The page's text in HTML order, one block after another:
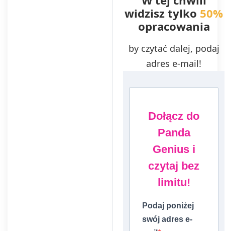
widzisz tylko 50%
opracowania
by czytać dalej, podaj
adres e-mail!
Dołącz do
Panda
Genius i
czytaj bez
limitu!
Podaj poniżej
swój adres e-